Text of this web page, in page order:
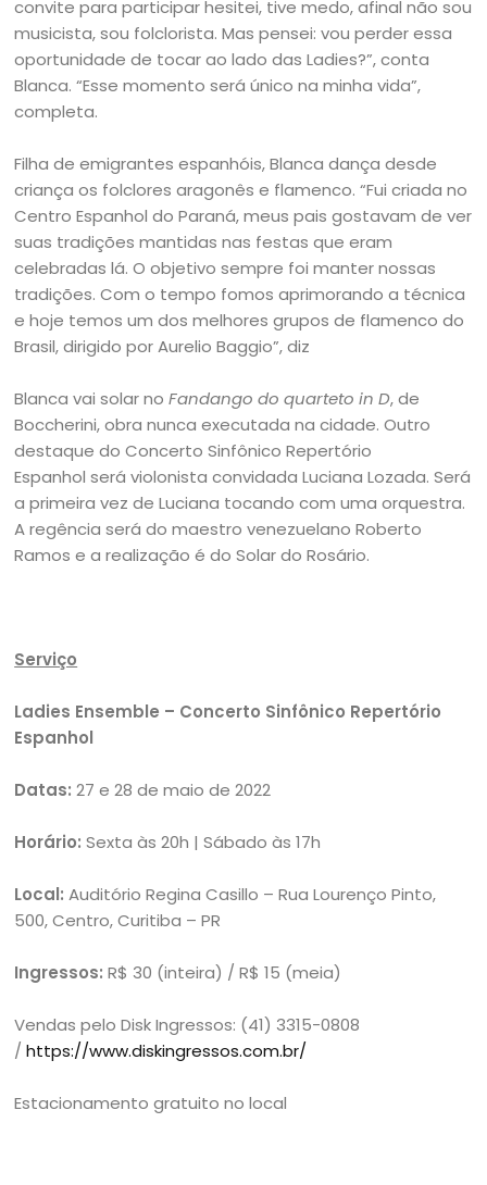
convite para participar hesitei, tive medo, afinal não sou
musicista, sou folclorista. Mas pensei: vou perder essa
oportunidade de tocar ao lado das Ladies?”, conta
Blanca. “Esse momento será único na minha vida”,
completa.
Filha de emigrantes espanhóis, Blanca dança desde
criança os folclores aragonês e flamenco. “Fui criada no
Centro Espanhol do Paraná, meus pais gostavam de ver
suas tradições mantidas nas festas que eram
celebradas lá. O objetivo sempre foi manter nossas
tradições. Com o tempo fomos aprimorando a técnica
e hoje temos um dos melhores grupos de flamenco do
Brasil, dirigido por Aurelio Baggio”, diz
Blanca vai solar noFandango do quarteto in D, de
Boccherini, obra nunca executada na cidade. Outro
destaque do Concerto Sinfônico Repertório
Espanhol será violonista convidada Luciana Lozada. Será
a primeira vez de Luciana tocando com uma orquestra.
A regência será do maestro venezuelano Roberto
Ramos e a realização é do Solar do Rosário.
Serviço
Ladies Ensemble – Concerto Sinfônico Repertório
Espanhol
Datas: 27 e 28 de maio de 2022
Horário: Sexta às 20h | Sábado às 17h
Local: Auditório Regina Casillo – Rua Lourenço Pinto,
500, Centro, Curitiba – PR
Ingressos: R$ 30 (inteira) / R$ 15 (meia)
Vendas pelo Disk Ingressos: (41) 3315-0808
/https://www.diskingressos.com.br/
Estacionamento gratuito no local